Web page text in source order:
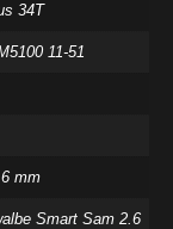
34T
11-51
mm
Smart Sam 2.6